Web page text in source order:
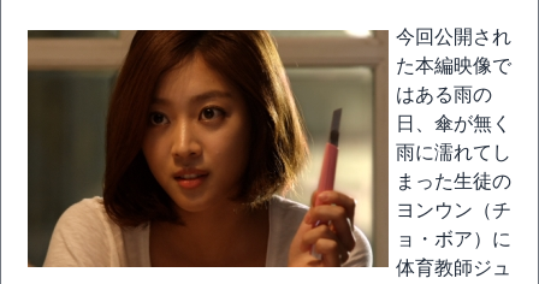
今回公開され
た本編映像で
はある雨の
日、傘が無く
雨に濡れてし
まった生徒の
ヨンウン（チ
ョ・ボア）に
体育教師ジュ